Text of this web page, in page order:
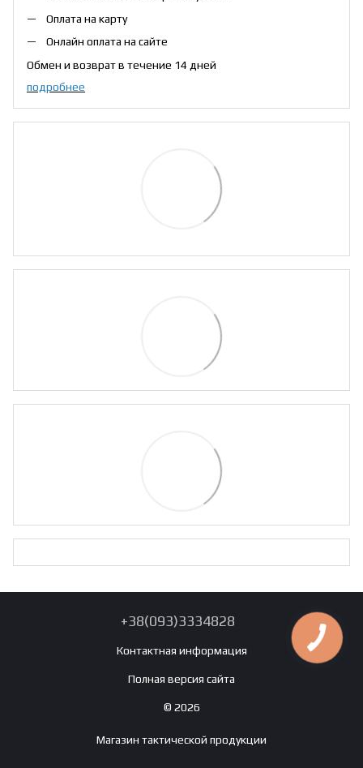
Оплата на карту
Онлайн оплата на сайте
Обмен и возврат в течение 14 дней
подробнее
+38(093)3334828
Контактная информация
Полная версия сайта
© 2026
Магазин тактической продукции